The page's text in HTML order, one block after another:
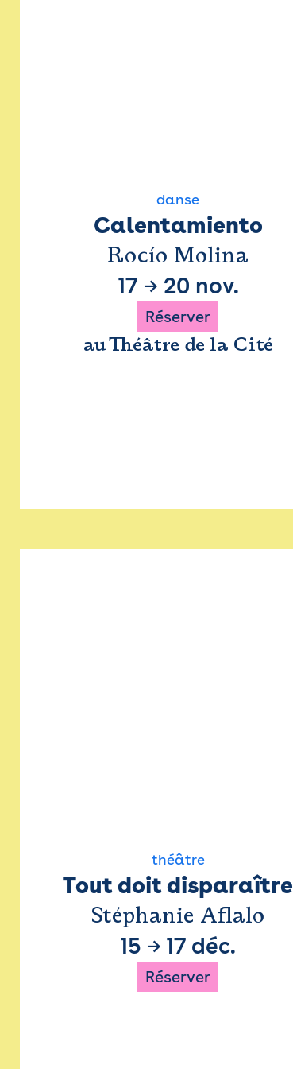
danse
Calentamiento
Rocío Molina
17 → 20 nov.
Réserver
au Théâtre de la Cité
théâtre
Tout doit disparaître
Stéphanie Aflalo
15 → 17 déc.
Réserver